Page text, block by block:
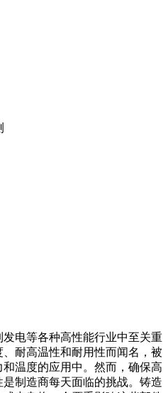
发电等各种高性能行业中至关重
耐高温性和耐用性而闻名，被
温度的应用中。然而，确保高
制造商每天面临的挑战。铸造